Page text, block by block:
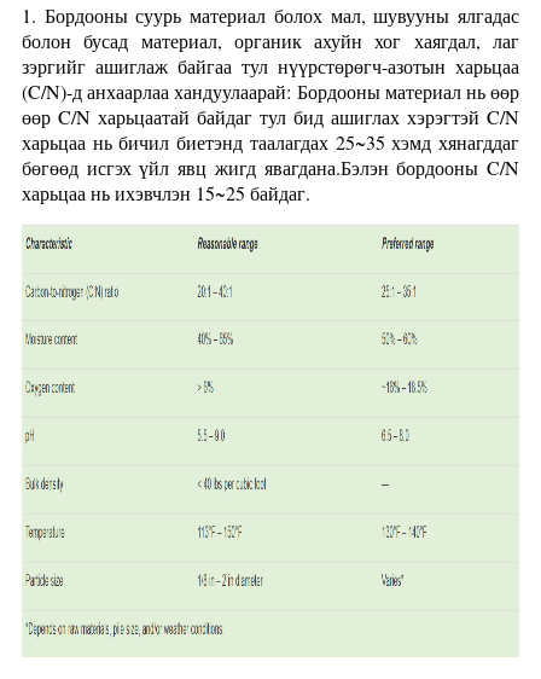
1. Бордооны суурь материал болох мал, шувууны ялгадас
болон бусад материал, органик ахуйн хог хаягдал, лаг
зэргийг ашиглаж байгаа тул нүүрстөрөгч-азотын харьцаа
(C/N)-д анхаарлаа хандуулаарай: Бордооны материал нь өөр
өөр C/N харьцаатай байдаг тул бид ашиглах хэрэгтэй C/N
харьцаа нь бичил биетэнд таалагдах 25~35 хэмд хянагддаг
бөгөөд исгэх үйл явц жигд явагдана.Бэлэн бордооны C/N
харьцаа нь ихэвчлэн 15~25 байдаг.